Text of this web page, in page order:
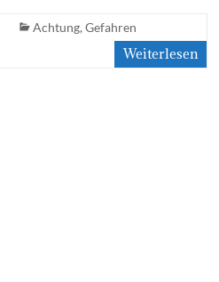
Achtung,Gefahren
Weiterlesen